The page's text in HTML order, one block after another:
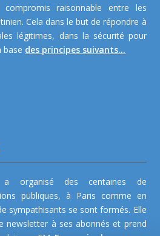
raisonnable entre les
Cela dans le but de répondre à
légitimes, dans la sécurité pour
base des principes suivants...
organisé des centaines de
publiques, à Paris comme en
sympathisants se sont formés. Elle
newsletter à ses abonnés et prend